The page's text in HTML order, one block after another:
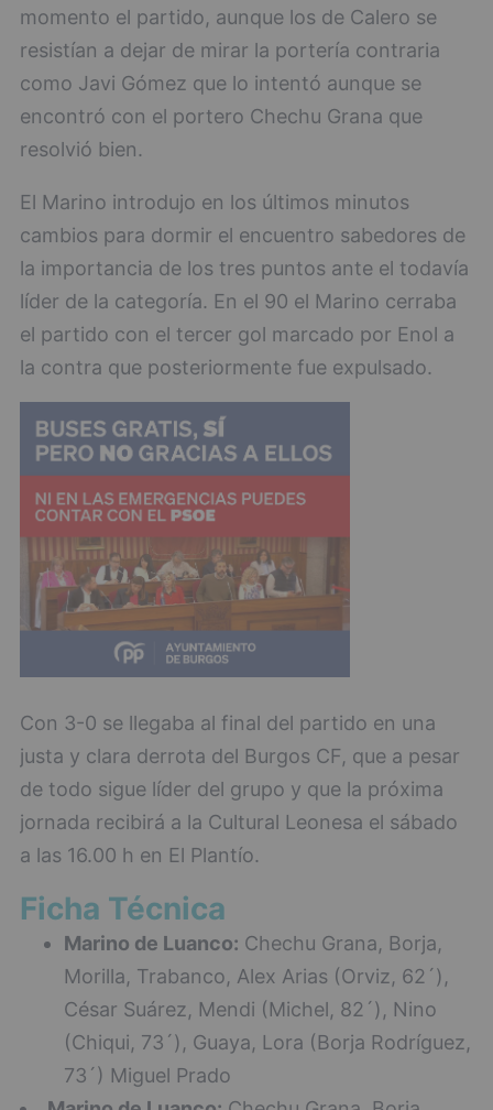
momento el partido, aunque los de Calero se
resistían a dejar de mirar la portería contraria
como Javi Gómez que lo intentó aunque se
encontró con el portero Chechu Grana que
resolvió bien.
El Marino introdujo en los últimos minutos
cambios para dormir el encuentro sabedores de
la importancia de los tres puntos ante el todavía
líder de la categoría. En el 90 el Marino cerraba
el partido con el tercer gol marcado por Enol a
la contra que posteriormente fue expulsado.
Con 3-0 se llegaba al final del partido en una
justa y clara derrota del Burgos CF, que a pesar
de todo sigue líder del grupo y que la próxima
jornada recibirá a la Cultural Leonesa el sábado
a las 16.00 h en El Plantío.
Ficha Técnica
Marino de Luanco: Chechu Grana, Borja,
Morilla, Trabanco, Alex Arias (Orviz, 62´),
César Suárez, Mendi (Michel, 82´), Nino
(Chiqui, 73´), Guaya, Lora (Borja Rodríguez,
73´) Miguel Prado